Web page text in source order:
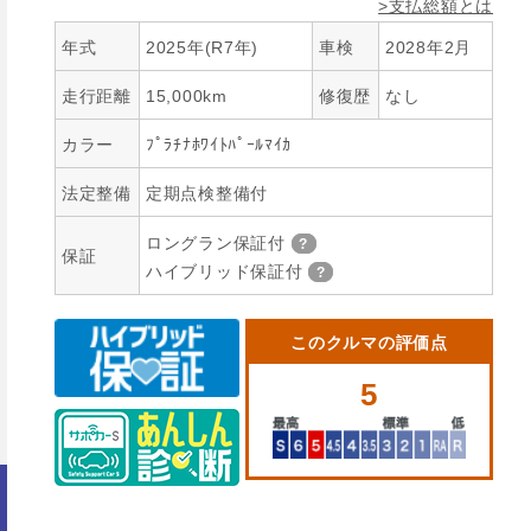
>支払総額とは
年式 2025年(R7年) 車検 2028年2月
走行距離 15,000km 修復歴 なし
カラー ﾌﾟﾗﾁﾅﾎﾜｲﾄﾊﾟｰﾙﾏｲｶ
法定整備 定期点検整備付
保証
ロングラン保証付
ハイブリッド保証付
このクルマの評価点
5